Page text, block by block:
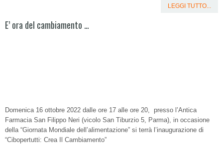
LEGGI TUTTO...
E’ ora del cambiamento …
Domenica 16 ottobre 2022 dalle ore 17 alle ore 20, presso l’Antica
Farmacia San Filippo Neri (vicolo San Tiburzio 5, Parma), in occasione
della “Giornata Mondiale dell’alimentazione” si terrà l’inaugurazione di
“Cibopertutti: Crea Il Cambiamento”